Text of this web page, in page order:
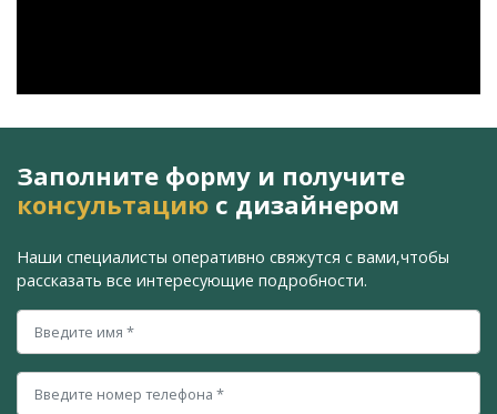
Заполните форму и получите
консультацию с дизайнером
Наши специалисты оперативно свяжутся с вами,чтобы
рассказать все интересующие подробности.